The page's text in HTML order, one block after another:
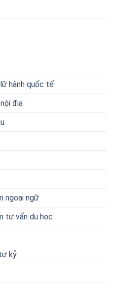
hành quốc tế
địa
ngoại ngữ
tư vấn du học
kỷ